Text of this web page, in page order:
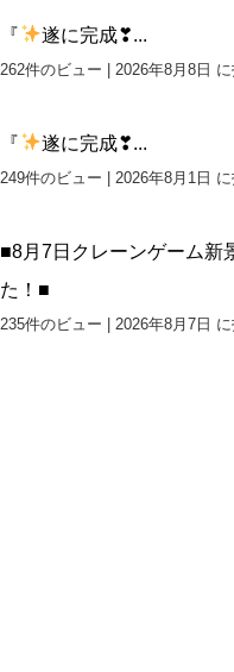
『 遂に完成❣...
262件のビュー | 2026年8月8日
『 遂に完成❣...
249件のビュー | 2026年8月1日
■8月7日クレーンゲーム新
た！■
235件のビュー | 2026年8月7日